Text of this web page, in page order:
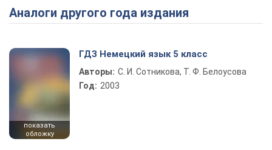
Play Video
Аналоги другого года издания
показать
обложку
ГДЗ Немецкий язык 5 класс
Авторы: С. И. Сотникова, Т. Ф. Белоусова
Год: 2003